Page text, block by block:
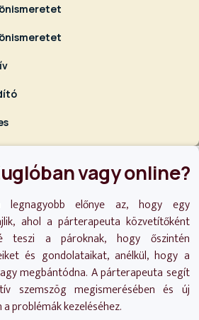
vagy online?
legnagyobb előnye az, hogy egy
ahol a párterapeuta közvetítőként
teszi a pároknak, hogy őszintén
és gondolataikat, anélkül, hogy a
megbántódna. A párterapeuta segít
szemszög megismerésében és új
problémák kezeléséhez.